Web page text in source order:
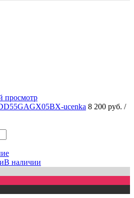
просмотр
ucenka 8 200 руб. /
В наличии